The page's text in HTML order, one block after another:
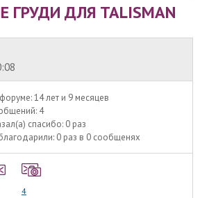
ГРУДИ ДЛЯ TALISMAN
14 лет и 9 месяцев
4
спасибо: 0 раз
0 раз в 0 сообщенях
4